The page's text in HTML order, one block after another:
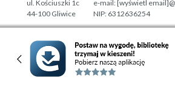
Designed with ♥ byTonik.pl
ul. Kościuszki 1c
44-100 Gliwice
e-mail:[wyświetl
NIP: 6312636254
Regon: 241989027
Pełna wersja strony »